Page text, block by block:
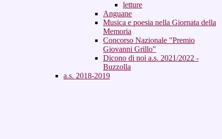
letture
Anguane
Musica e poesia nella Giornata della
Memoria
Concorso Nazionale "Premio
Giovanni Grillo"
Dicono di noi a.s. 2021/2022 -
Buzzolla
a.s. 2018-2019